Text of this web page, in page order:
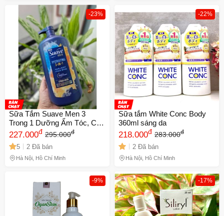
-23%
Sữa Tắm Suave Men 3
Trong 1 Dưỡng Ẩm Tóc, Cơ
Thể & Mặt 887ml - Hương
Thơm Nam Tính, Tiện Lợi
Cho Đàn Ông
227.000đ 295.000đ
5 2 Đã bán
Hà Nội, Hồ Chí Minh
-22%
Sữa tắm White Conc Body
360ml sáng da
218.000đ 283.000đ
2 Đã bán
Hà Nội, Hồ Chí Minh
-9% -17%